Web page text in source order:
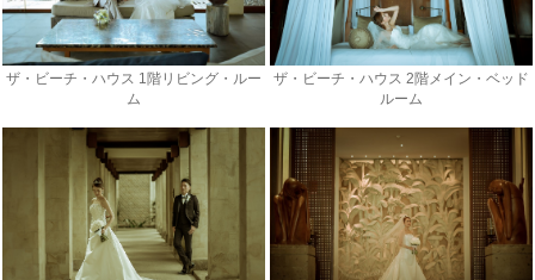
ザ・ビーチ・ハウス 1階リビング・ルー
ム
ザ・ビーチ・ハウス 2階メイン・ベッド
ルーム